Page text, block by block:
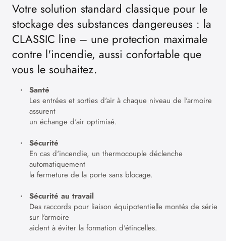
Votre solution standard classique pour le
stockage des substances dangereuses : la
CLASSIC line – une protection maximale
contre l'incendie, aussi confortable que
vous le souhaitez.
Santé
Les entrées et sorties d'air à chaque niveau de l'armoire
assurent
un échange d'air optimisé.
Sécurité
En cas d'incendie, un thermocouple déclenche
automatiquement
la fermeture de la porte sans blocage.
Sécurité au travail
Des raccords pour liaison équipotentielle montés de série
sur l'armoire
aident à éviter la formation d'étincelles.